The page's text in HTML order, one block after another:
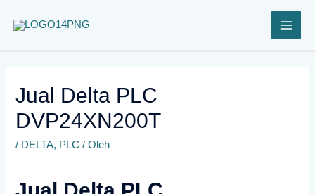
Jual Delta PLC
DVP24XN200T
/ DELTA, PLC / Oleh